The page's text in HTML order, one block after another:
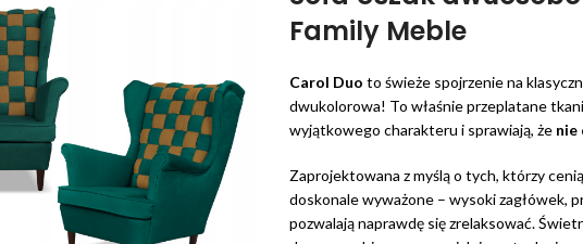
Family Meble
Carol Duo to świeże spojrzenie na
dwukolorowa! To właśnie przeplatane
wyjątkowego charakteru i sprawiają, że nie
Zaprojektowana z myślą o tych, którzy
doskonale wyważone – wysoki zagłówek,
pozwalają naprawdę się zrelaksować.